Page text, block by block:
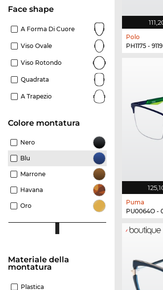
Face shape
A Forma Di Cuore
Viso Ovale
Viso Rotondo
Quadrata
A Trapezio
Colore montatura
Nero
Blu
Marrone
Havana
Oro
Materiale della
montatura
Plastica
Polo
PH1175 - 9119
Puma
PU0064O -